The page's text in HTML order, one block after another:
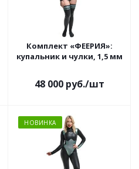
Комплект «ФЕЕРИЯ»:
купальник и чулки, 1,5 мм
48 000 руб./шт
НОВИНКА